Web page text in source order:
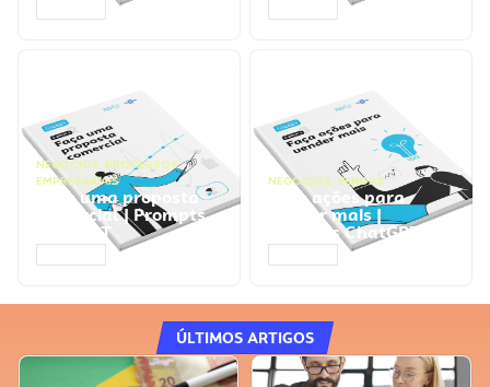
NEGÓCIOS, PROCESSOS
EMPRESARIAIS
Faça uma proposta
comercial | Prompts
ChatGPT
NEGÓCIOS, VENDAS
Faça ações para
vender mais |
Prompts ChatGPT
ÚLTIMOS ARTIGOS